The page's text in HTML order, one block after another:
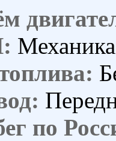
Механика
по